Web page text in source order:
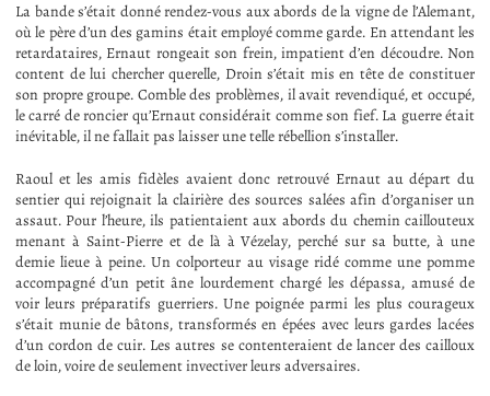
La bande s’était donné rendez-vous aux abords de la vigne de l’Alemant,
où le père d’un des gamins était employé comme garde. En attendant les
retardataires, Ernaut rongeait son frein, impatient d’en découdre. Non
content de lui chercher querelle, Droin s’était mis en tête de constituer
son propre groupe. Comble des problèmes, il avait revendiqué, et occupé,
le carré de roncier qu’Ernaut considérait comme son fief. La guerre était
inévitable, il ne fallait pas laisser une telle rébellion s’installer.
Raoul et les amis fidèles avaient donc retrouvé Ernaut au départ du
sentier qui rejoignait la clairière des sources salées afin d’organiser un
assaut. Pour l’heure, ils patientaient aux abords du chemin caillouteux
menant à Saint-Pierre et de là à Vézelay, perché sur sa butte, à une
demie lieue à peine. Un colporteur au visage ridé comme une pomme
accompagné d’un petit âne lourdement chargé les dépassa, amusé de
voir leurs préparatifs guerriers. Une poignée parmi les plus courageux
s’était munie de bâtons, transformés en épées avec leurs gardes lacées
d’un cordon de cuir. Les autres se contenteraient de lancer des cailloux
de loin, voire de seulement invectiver leurs adversaires.